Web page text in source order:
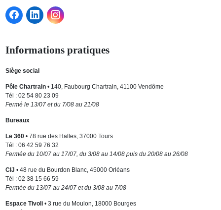
Informations pratiques
Siège social
Pôle Chartrain• 140, Faubourg Chartrain, 41100 Vendôme
Tél : 02 54 80 23 09
Fermé le 13/07 et du 7/08 au 21/08
Bureaux
Le 360• 78 rue des Halles, 37000 Tours
Tél : 06 42 59 76 32
Fermée du 10/07 au 17/07, du 3/08 au 14/08 puis du 20/08 au 26/08
CIJ • 48 rue du Bourdon Blanc, 45000 Orléans
Tél : 02 38 15 66 59
Fermée du 13/07 au 24/07 et du 3/08 au 7/08
Espace Tivoli• 3 rue du Moulon, 18000 Bourges